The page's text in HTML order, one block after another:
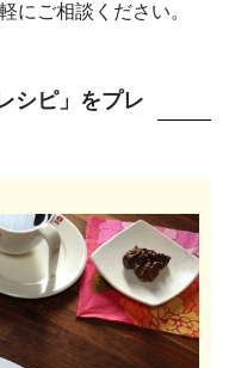
にご相談ください。
シピ」をプレ